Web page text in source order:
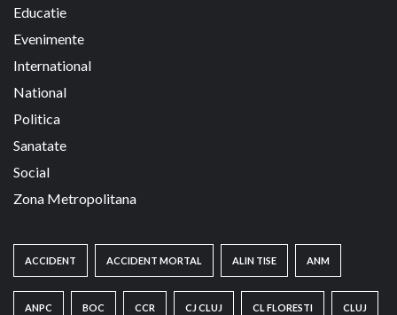
Educatie
Evenimente
International
National
Politica
Sanatate
Social
Zona Metropolitana
ACCIDENT ACCIDENT MORTAL ALIN TISE ANM
ANPC BOC CCR CJ CLUJ CL FLORESTI CLUJ